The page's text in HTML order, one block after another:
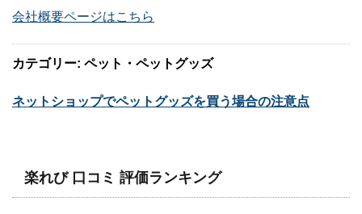
会社概要ページはこちら
カテゴリー: ペット・ペットグッズ
ネットショップでペットグッズを買う場合の注意点
楽れび 口コミ 評価ランキング